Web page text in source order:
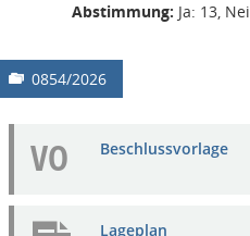
Abstimmung: Ja: 13,
0854/2026
VO Beschlussvorlage
Lageplan